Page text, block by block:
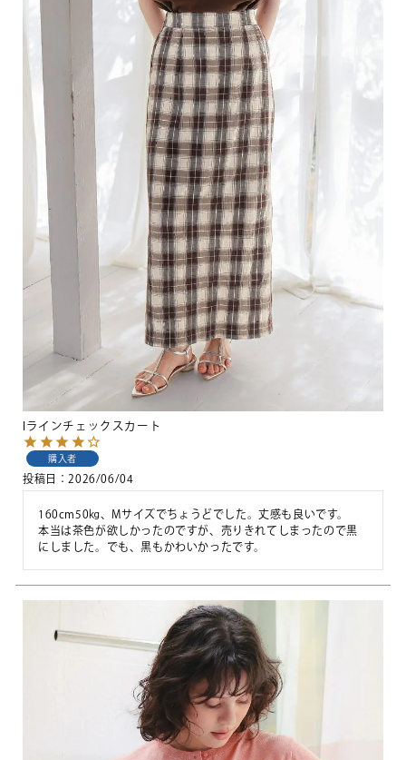
Iラインチェックスカート
購入者
投稿日 2026/06/04
160cm50㎏、Mサイズでちょうどでした。丈感も良いです。
本当は茶色が欲しかったのですが、売りきれてしまったので黒
にしました。でも、黒もかわいかったです。